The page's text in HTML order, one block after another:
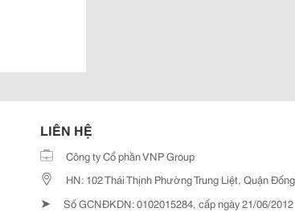
LIÊN HỆ
Công ty Cổ phần VNP Group
HN: 102 Thái Thịnh Phường Trung Liệt, Quận
➤ Số GCNĐKDN: 0102015284, cấp ngày 21/06/2012